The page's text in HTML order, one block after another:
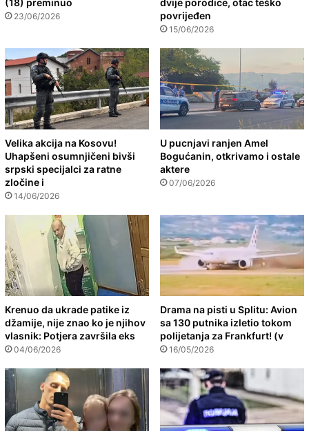
(18) preminuo
23/06/2026
dvije porodice, otac teško
povrijeđen
15/06/2026
Velika akcija na Kosovu!
Uhapšeni osumnjičeni bivši
srpski specijalci za ratne
zločine i
14/06/2026
U pucnjavi ranjen Amel
Bogućanin, otkrivamo i ostale
aktere
07/06/2026
Krenuo da ukrade patike iz
džamije, nije znao ko je njihov
vlasnik: Potjera završila eks
04/06/2026
Drama na pisti u Splitu: Avion
sa 130 putnika izletio tokom
polijetanja za Frankfurt! (v
16/05/2026